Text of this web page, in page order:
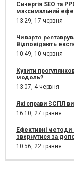
Синергія SEO та
максимальний
13:29, 17 червня
Чи варто
Відповідають
10:49, 10 червня
Купити
модель?
13:07, 4 червня
Які справи ЄСПЛ
16:10, 27 травня
Ефективні методи
звернутися за
10:56, 22 травня